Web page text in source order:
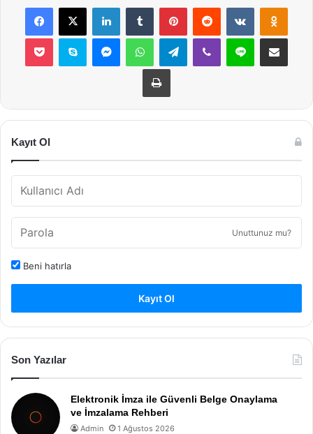
Facebook
X LinkedInTumblr PinterestReddit VKontakte
Pocket Skype MessengerWhatsAppTelegramViber Line E-Posta ile
Yazdır
Kayıt Ol
Unuttunuz mu?
Beni hatırla
Kayıt Ol
Son Yazılar
Elektronik İmza ile Güvenli Belge Onaylama
ve İmzalama Rehberi
Admin 1 Ağustos 2026